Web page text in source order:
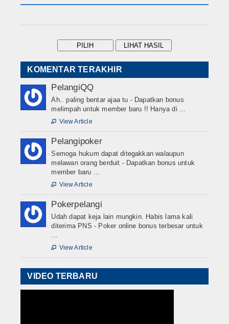
KOMENTAR TERAKHIR
PelangiQQ
Ah.. paling bentar ajaa tu - Dapatkan bonus
melimpah untuk member baru !! Hanya di ...
 View Article
Pelangipoker
Semoga hukum dapat ditegakkan walaupun
melawan orang berduit - Dapatkan bonus untuk
member baru ...
 View Article
Pokerpelangi
Udah dapat keja lain mungkin. Habis lama kali
diterima PNS - Poker online bonus terbesar untuk
 View Article
VIDEO TERBARU